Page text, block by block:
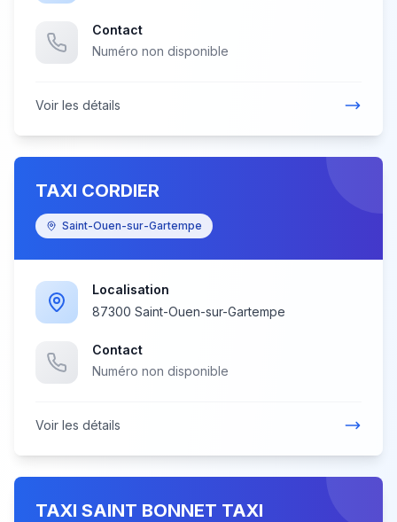
Contact
Numéro non disponible
Voir les détails
TAXI CORDIER
Saint-Ouen-sur-Gartempe
Localisation
87300 Saint-Ouen-sur-Gartempe
Contact
Numéro non disponible
Voir les détails
TAXI SAINT BONNET TAXI